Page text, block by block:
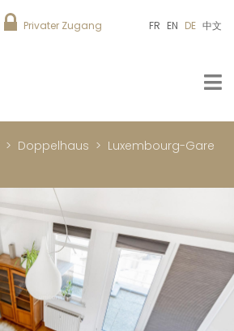
Privater Zugang FR EN DE 中文
Doppelhaus
Luxembourg-Gare